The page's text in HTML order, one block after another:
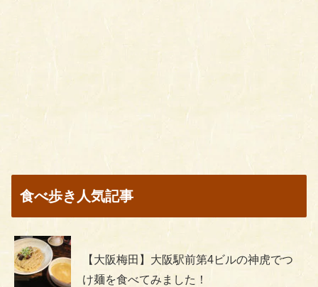
食べ歩き人気記事
【大阪梅田】大阪駅前第4ビルの神虎でつ
け麺を食べてみました！